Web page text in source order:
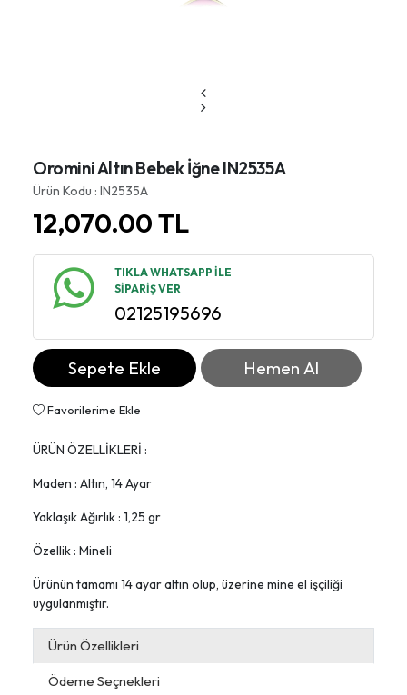
Oromini Altın Bebek İğne IN2535A
Ürün Kodu : IN2535A
12,070.00TL
TIKLA WHATSAPP İLE
SİPARİŞ VER
02125195696
Sepete Ekle Hemen Al
Favorilerime Ekle
ÜRÜN ÖZELLİKLERİ :
Maden : Altın, 14 Ayar
Yaklaşık Ağırlık : 1,25 gr
Özellik : Mineli
Ürünün tamamı 14 ayar altın olup, üzerine mine el işçiliği
uygulanmıştır.
Ürün Özellikleri
Ödeme Seçnekleri